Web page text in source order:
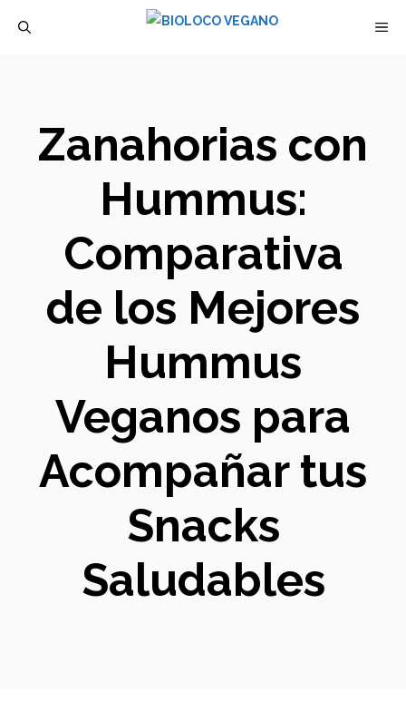
Zanahorias con
Hummus:
Comparativa
de los Mejores
Hummus
Veganos para
Acompañar tus
Snacks
Saludables